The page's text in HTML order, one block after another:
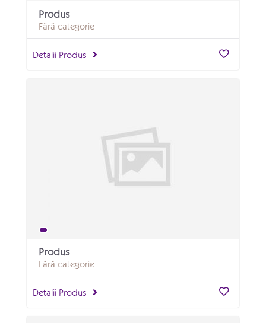
Produs
Fără categorie
Detalii Produs
Produs
Fără categorie
Detalii Produs